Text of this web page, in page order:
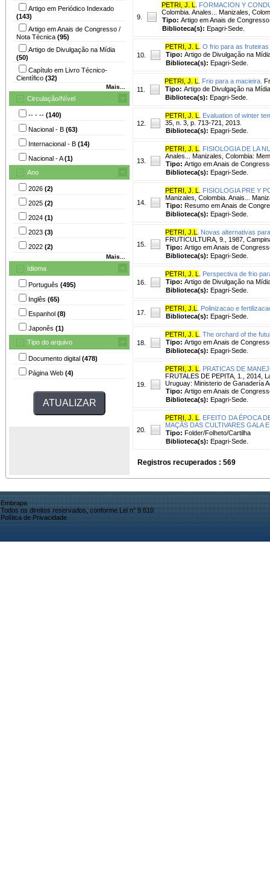
Artigo em Periódico Indexado
(143)
Artigo em Anais de Congresso /
Nota Técnica (95)
Artigo de Divulgação na Mídia
(50)
Capítulo em Livro Técnico-
Científico (32)
Mais...
Circulação/Nível
-- - -- (140)
Nacional - B (63)
Internacional - B (14)
Nacional - A(1)
Ano
2026 (2)
2025 (2)
2024 (1)
2023 (3)
2022 (2)
Mais...
Idioma
Português (495)
Inglês (65)
Espanhol (8)
Japonês (1)
Tipo do arquivo
Documento digital (478)
Página Web (4)
9.
PETRI, J. L
FORMACION Y
Colombia. Anales... Manizales,
Tipo: Artigo em Anais de
Biblioteca(s): Epagri-Sede.
10.
PETRI, J. L
O frio para as
Tipo: Artigo de Divulgação na
Biblioteca(s): Epagri-Sede.
11.
PETRI, J. L Frio para a macieira.
Tipo: Artigo de Divulgação na Mídia
Biblioteca(s): Epagri-Sede.
12.
PETRI, J. L
Evaluation of winter
35, n. 3, p. 713-721, 2013.
Biblioteca(s): Epagri-Sede.
13.
PETRI, J. L
FISIOLOGIA DE LA
Anales... Manizales, Colombia:
Tipo: Artigo em Anais de
Biblioteca(s): Epagri-Sede.
14.
PETRI, J. L
FISIOLOGIA PRE Y
Manizales, Colombia. Anais...
Tipo: Resumo em Anais de
Biblioteca(s): Epagri-Sede.
15.
PETRI, J.L
Novas alternativas
FRUTICULTURA, 9., 1987,
Tipo: Artigo em Anais de
Biblioteca(s): Epagri-Sede.
16.
PETRI, J. L
Perspectiva de frio
Tipo: Artigo de Divulgação na
Biblioteca(s): Epagri-Sede.
17.
PETRI, J.L
Polinizacao e
Biblioteca(s): Epagri-Sede.
18.
PETRI, J. L
The orchard of the
Tipo: Artigo em Anais de
Biblioteca(s): Epagri-Sede.
19.
PETRI, J. L
PRATICAS DE
FRUTALES DE PEPITA, 1., 2014,
Uruguay: Ministerio de Ganadería
Tipo: Artigo em Anais de
Biblioteca(s): Epagri-Sede.
20.
PETRI, J. L
EFEITO DA ÉPOCA
MAÇÃS DAS CULTIVARES GALA
Tipo: Folder/Folheto/Cartilha
Biblioteca(s): Epagri-Sede.
Registros recuperados : 569
Embrapa
Todos os direitos reservados, conforme Lei n° 9.610
Política de Privacidade